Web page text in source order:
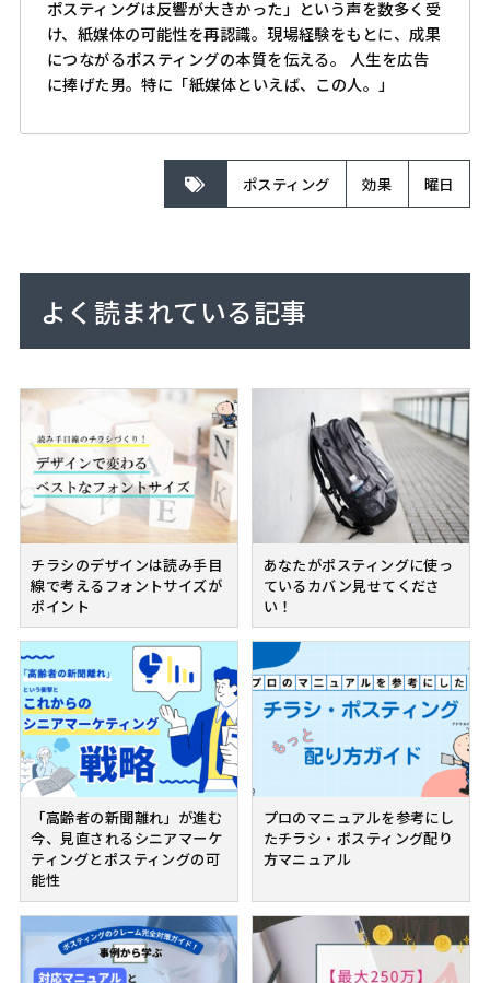
ポスティングは反響が大きかった」という声を数多く受
け、紙媒体の可能性を再認識。現場経験をもとに、成果
につながるポスティングの本質を伝える。 人生を広告
に捧げた男。特に「紙媒体といえば、この人。」
ポスティング 効果 曜日
よく読まれている記事
チラシのデザインは読み手目
線で考えるフォントサイズが
ポイント
あなたがポスティングに使っ
ているカバン見せてくださ
い！
「高齢者の新聞離れ」が進む
今、見直されるシニアマーケ
ティングとポスティングの可
能性
プロのマニュアルを参考にし
たチラシ・ポスティング配り
方マニュアル